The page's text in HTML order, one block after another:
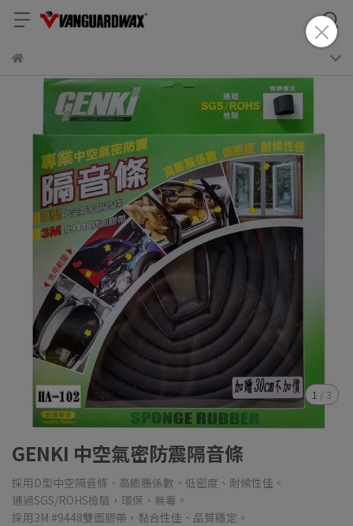
1 / 3
GENKI 中空氣密防震隔音條
採用D型中空隔音條、高膨脹係數、低密度、耐候性佳。
通過SGS/ROHS檢驗，環保、無毒。
採用3M #9448雙面膠帶，黏合性佳、品質穩定。